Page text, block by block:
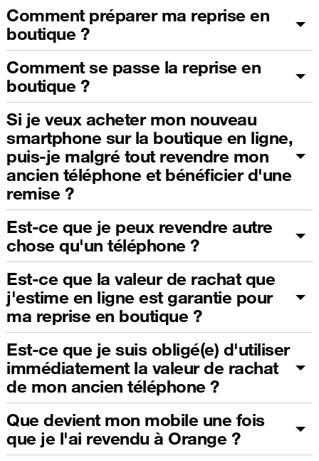
Comment préparer ma reprise en
boutique ?
Comment se passe la reprise en
boutique ?
Si je veux acheter mon nouveau
smartphone sur la boutique en ligne,
puis-je malgré tout revendre mon
ancien téléphone et bénéficier d'une
remise ?
Est-ce que je peux revendre autre
chose qu'un téléphone ?
Est-ce que la valeur de rachat que
j'estime en ligne est garantie pour
ma reprise en boutique ?
Est-ce que je suis obligé(e) d'utiliser
immédiatement la valeur de rachat
de mon ancien téléphone ?
Que devient mon mobile une fois
que je l'ai revendu à Orange ?